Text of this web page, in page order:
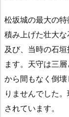
松坂城の最大の
積み上げた壮大
及び、当時の石
ます。天守は三
から間もなく倒
りませんでした
されています。